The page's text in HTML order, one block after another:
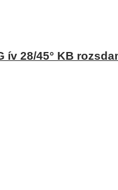
ív 28/45° KB